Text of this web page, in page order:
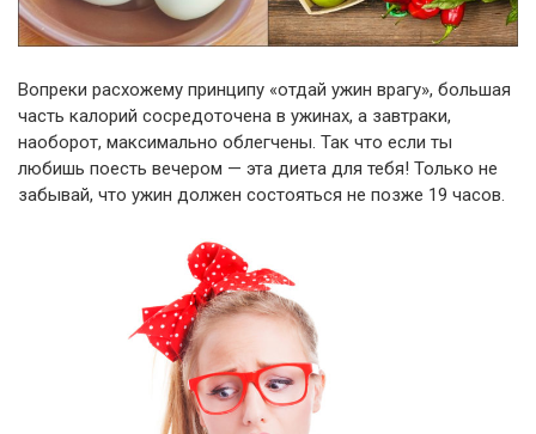
Вопреки расхожему принципу «отдай ужин врагу», большая
часть калорий сосредоточена в ужинах, а завтраки,
наоборот, максимально облегчены. Так что если ты
любишь поесть вечером — эта диета для тебя! Только не
забывай, что ужин должен состояться не позже 19 часов.